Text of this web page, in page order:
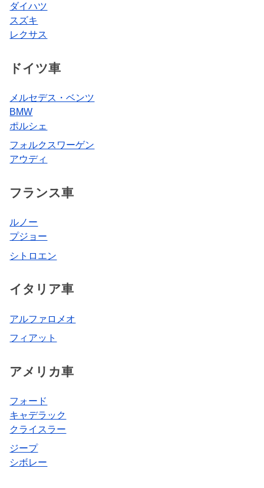
ダイハツ
スズキ
レクサス
ドイツ車
メルセデス・ベンツ
BMW
ポルシェ
フォルクスワーゲン
アウディ
フランス車
ルノー
プジョー
シトロエン
イタリア車
アルファロメオ
フィアット
アメリカ車
フォード
キャデラック
クライスラー
ジープ
シボレー